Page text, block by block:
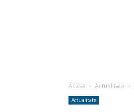
Acasă Actualitate
Actualitate